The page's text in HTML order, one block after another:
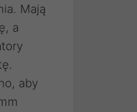
Mają
a
aby